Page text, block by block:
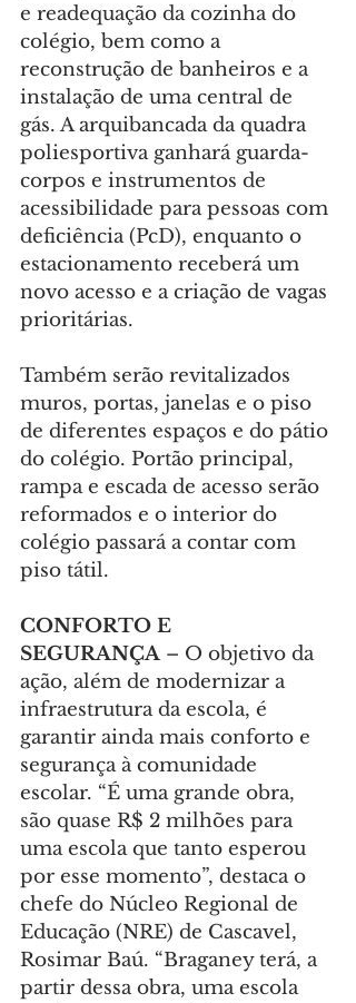
e readequação da cozinha do
colégio, bem como a
reconstrução de banheiros e a
instalação de uma central de
gás. A arquibancada da quadra
poliesportiva ganhará guarda-
corpos e instrumentos de
acessibilidade para pessoas com
deficiência (PcD), enquanto o
estacionamento receberá um
novo acesso e a criação de vagas
prioritárias.
Também serão revitalizados
muros, portas, janelas e o piso
de diferentes espaços e do pátio
do colégio. Portão principal,
rampa e escada de acesso serão
reformados e o interior do
colégio passará a contar com
piso tátil.
CONFORTO E
SEGURANÇA – O objetivo da
ação, além de modernizar a
infraestrutura da escola, é
garantir ainda mais conforto e
segurança à comunidade
escolar. “É uma grande obra,
são quase R$ 2 milhões para
uma escola que tanto esperou
por esse momento”, destaca o
chefe do Núcleo Regional de
Educação (NRE) de Cascavel,
Rosimar Baú. “Braganey terá, a
partir dessa obra, uma escola